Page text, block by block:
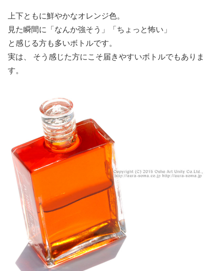
上下ともに鮮やかなオレンジ色。
見た瞬間に「なんか強そう」「ちょっと怖い」
と感じる方も多いボトルです。
実は、 そう感じた方にこそ届きやすいボトルでもありま
す。